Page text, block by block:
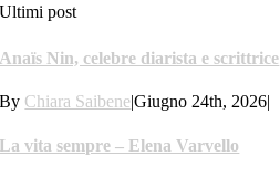
Ultimi post
Anaïs Nin, celebre diarista e scrittrice
By Chiara Saibene|Giugno 24th, 2026|
La vita sempre – Elena Varvello